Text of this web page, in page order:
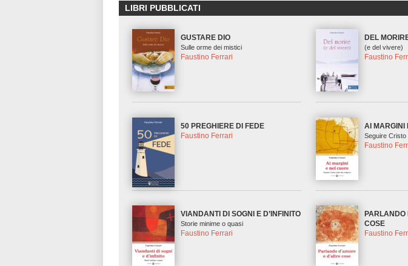
LIBRI PUBBLICATI
GUSTARE DIO
Sulle orme dei mistici
Faustino Ferrari
DEL
(e del vivere)
Faustino
50 PREGHIERE DI FEDE
Faustino Ferrari
AI MARGINI
Seguire Cristo
Faustino
VIANDANTI DI SOGNI E D’INFINITO
Storie minime o quasi
Faustino Ferrari
PARLANDO
COSE
Faustino